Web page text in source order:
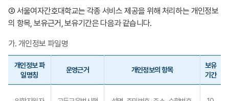
② 서울여자간호대학교는 각종 서비스 제공을 위해 처리하는 개인정보
의 항목, 보유근거, 보유기간은 다음과 같습니다.
가. 개인정보 파일명
개인정보 파
일명칭
운영근거 개인정보의 항목
보유
기간